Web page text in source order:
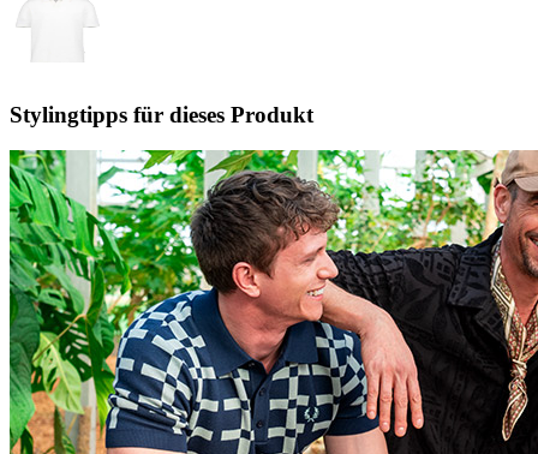
Stylingtipps für dieses Produkt